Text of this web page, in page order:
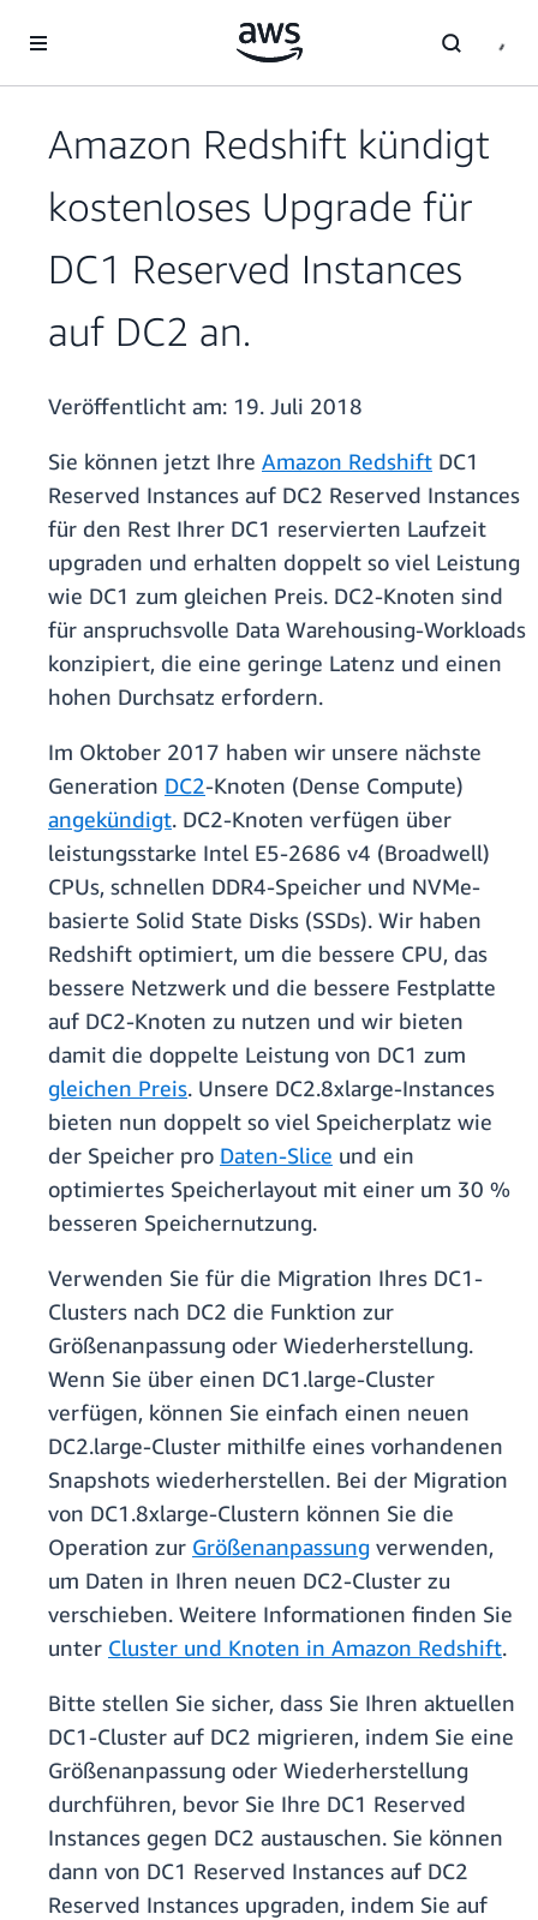
Überspringen zum Hauptinhalt
Amazon Redshift kündigt
kostenloses Upgrade für
DC1 Reserved Instances
auf DC2 an.
Veröffentlicht am: 19. Juli 2018
Sie können jetzt Ihre Amazon Redshift DC1
Reserved Instances auf DC2 Reserved Instances
für den Rest Ihrer DC1 reservierten Laufzeit
upgraden und erhalten doppelt so viel Leistung
wie DC1 zum gleichen Preis. DC2-Knoten sind
für anspruchsvolle Data Warehousing-Workloads
konzipiert, die eine geringe Latenz und einen
hohen Durchsatz erfordern.
Im Oktober 2017 haben wir unsere nächste
Generation DC2-Knoten (Dense Compute)
angekündigt. DC2-Knoten verfügen über
leistungsstarke Intel E5-2686 v4 (Broadwell)
CPUs, schnellen DDR4-Speicher und NVMe-
basierte Solid State Disks (SSDs). Wir haben
Redshift optimiert, um die bessere CPU, das
bessere Netzwerk und die bessere Festplatte
auf DC2-Knoten zu nutzen und wir bieten
damit die doppelte Leistung von DC1 zum
gleichen Preis. Unsere DC2.8xlarge-Instances
bieten nun doppelt so viel Speicherplatz wie
der Speicher pro Daten-Slice und ein
optimiertes Speicherlayout mit einer um 30 %
besseren Speichernutzung.
Verwenden Sie für die Migration Ihres DC1-
Clusters nach DC2 die Funktion zur
Größenanpassung oder Wiederherstellung.
Wenn Sie über einen DC1.large-Cluster
verfügen, können Sie einfach einen neuen
DC2.large-Cluster mithilfe eines vorhandenen
Snapshots wiederherstellen. Bei der Migration
von DC1.8xlarge-Clustern können Sie die
Operation zur Größenanpassung verwenden,
um Daten in Ihren neuen DC2-Cluster zu
verschieben. Weitere Informationen finden Sie
unter Cluster und Knoten in Amazon Redshift.
Bitte stellen Sie sicher, dass Sie Ihren aktuellen
DC1-Cluster auf DC2 migrieren, indem Sie eine
Größenanpassung oder Wiederherstellung
durchführen, bevor Sie Ihre DC1 Reserved
Instances gegen DC2 austauschen. Sie können
dann von DC1 Reserved Instances auf DC2
Reserved Instances upgraden, indem Sie auf